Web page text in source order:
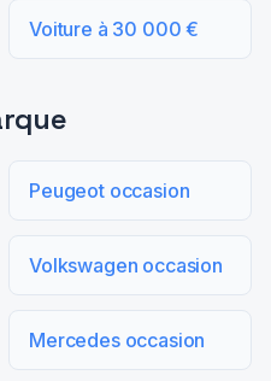
Voiture à 30 000 €
Peugeot occasion
Volkswagen occasion
Mercedes occasion